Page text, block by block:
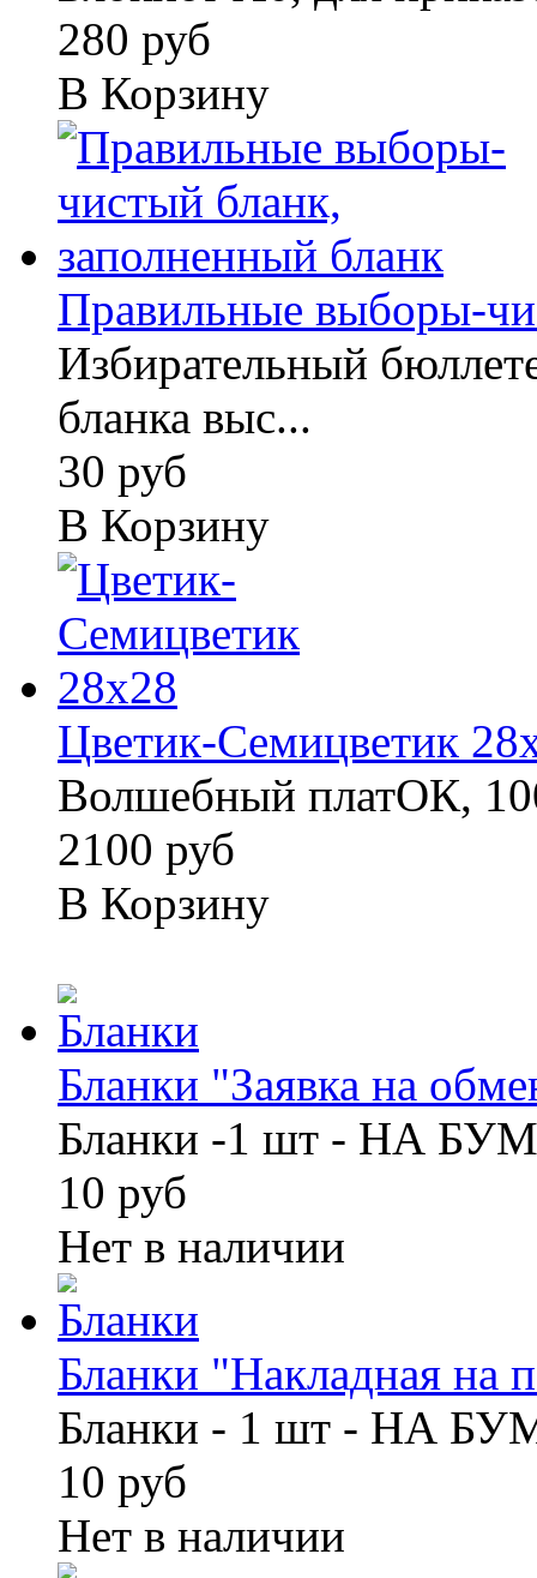
280 руб
В Корзину
Правильные выборы-
Избирательный
бланка выс...
30 руб
В Корзину
Цветик-Семицветик
Волшебный платОК,
2100 руб
В Корзину
Бланки "Заявка на
Бланки -1 шт - НА
10 руб
Нет в наличии
Бланки "Накладная на
Бланки - 1 шт - НА
10 руб
Нет в наличии